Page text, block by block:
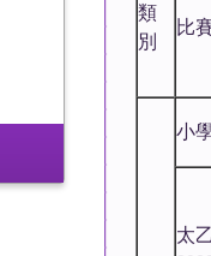
類
別
比
小
太